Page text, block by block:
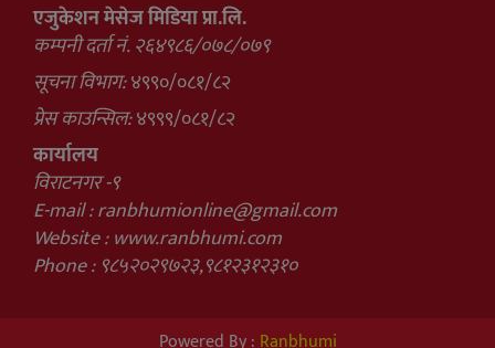
एजुकेशन मेसेज मिडिया प्रा.लि.
कम्पनी दर्ता नं. २६४९८६/०७८/०७९
सूचना विभाग:४९९०/०८१/८२
प्रेस काउन्सिल:४९९९/०८१/८२
कार्यालय
विराटनगर -९
E-mail :ranbhumionline@gmail.com
Website : www.ranbhumi.com
Phone : ९८५२०२९७२३,९८१२३१२३१०
Powered By : Ranbhumi